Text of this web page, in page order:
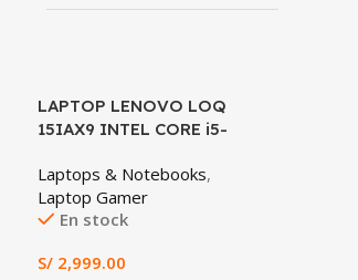
LAPTOP LENOVO LOQ
15IAX9 INTEL CORE i5-
SSD RTX 3050 6GB 15.6″
FHD IPS
Laptops & Notebooks,
Laptop Gamer
En stock
S/ 2,999.00